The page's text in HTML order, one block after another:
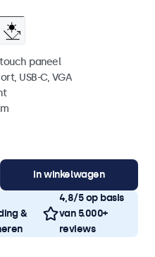
paneel
USB-C, VGA
In winkelwagen
&
4,8/5 op basis
van 5.000+
reviews